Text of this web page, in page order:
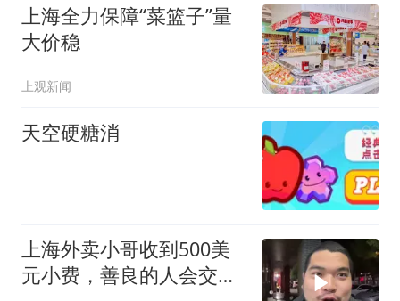
上海全力保障“菜篮子”量
大价稳
上观新闻
天空硬糖消
上海外卖小哥收到500美
元小费，善良的人会交好